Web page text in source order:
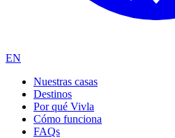
EN
Nuestras casas
Destinos
Por qué Vivla
Cómo funciona
FAQs